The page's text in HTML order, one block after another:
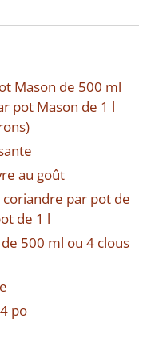
Mason de 500 ml
pot Mason de 1 l
au goût
par pot de
de 1 l
500 ml ou 4 clous
po